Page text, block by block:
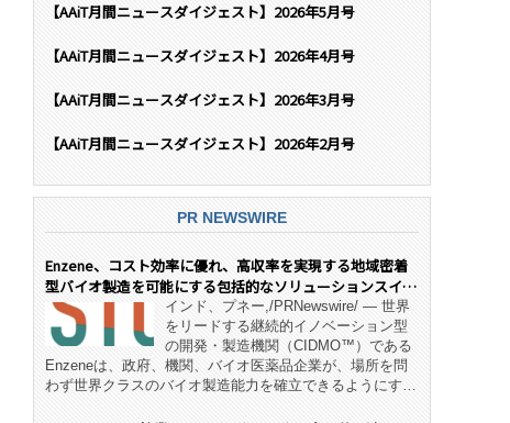
【AAiT月間ニュースダイジェスト】2026年5月号
【AAiT月間ニュースダイジェスト】2026年4月号
【AAiT月間ニュースダイジェスト】2026年3月号
【AAiT月間ニュースダイジェスト】2026年2月号
PR NEWSWIRE
Enzene、コスト効率に優れ、高収率を実現する地域密着
型バイオ製造を可能にする包括的なソリューションスイー
ト「NeX™」 をリリースインド、プネー,/PRNewswire/ — 世界
をリードする継続的イノベーション型
の開発・製造機関（CIDMO™）である
Enzeneは、政府、機関、バイオ医薬品企業が、場所を問
わず世界クラスのバイオ製造能力を確立できるようにす